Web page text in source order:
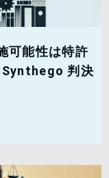
可能性は特許
判決